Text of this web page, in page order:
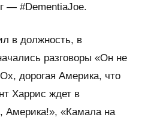
— #DementiaJoe.
в должность, в
разговоры «Он не
дорогая Америка, что
Харрис ждет в
Америка!», «Камала на